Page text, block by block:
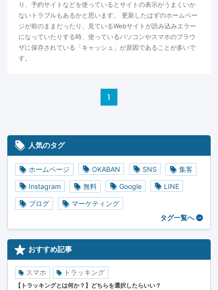
り、予約サイトなどを使っているとサイトの表示がうまくいか
ないトラブルもあるかと思います。 更新したはずのホームペー
ジが前のままだったり、見ているWebサイトが読み込みエラー
になっていたりする時、使っているパソコンやスマホのブラウ
ザに保存されている「キャッシュ」が原因であることが多いで
す。
1
人気のタグ
ホームページ OKABAN SNS 集客
Instagram 無料 Google LINE
ブログ
マーケティング
タグ一覧へ
おすすめ記事
スマホ トラッキング
【トラッキングとは何か？】どちらを選択したらいい？